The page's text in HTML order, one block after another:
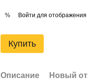
% Войти для отображения
Купить
Описание Новый